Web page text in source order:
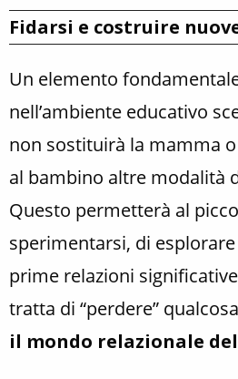
Fidarsi e costruire
Un elemento
nell’ambiente educativo
non sostituirà la mamma
al bambino altre modalità
Questo permetterà al
sperimentarsi, di
prime relazioni
tratta di “perdere”
il mondo relazionale